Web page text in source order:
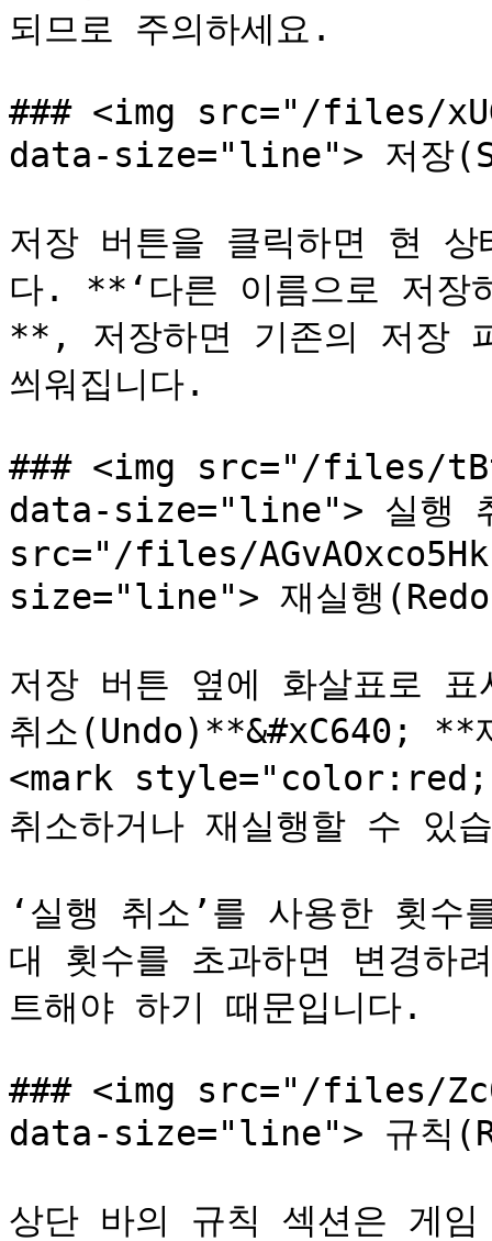
되므로 주의하세요.
### <img src="/files/
data-size="line"> 저장
저장 버튼을 클릭하면 현
다. **‘다른 이름으로 저장
**, 저장하면 기존의 저장
씌워집니다.
### <img src="/files/
data-size="line"> 실행
src="/files/
size="line"> 재실행
저장 버튼 옆에 화살표로
취소(Undo)**&#xC640; **
<mark
취소하거나 재실행할 수 있
‘실행 취소’를 사용한 횟
대 횟수를 초과하면 변경하
트해야 하기 때문입니다.
### <img src="/files/
data-size="line"> 규칙
상단 바의 규칙 섹션은 게